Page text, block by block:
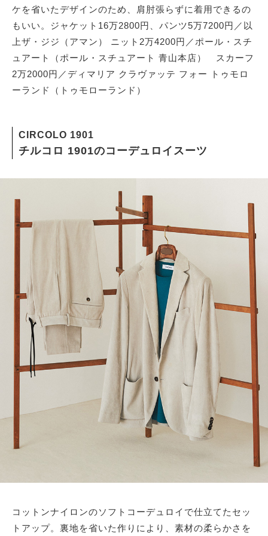
ケを省いたデザインのため、肩肘張らずに着用できるの
もいい。ジャケット16万2800円、パンツ5万7200円／以
上ザ・ジジ（アマン） ニット2万4200円／ポール・スチ
ュアート（ポール・スチュアート 青山本店） スカーフ
2万2000円／ディマリア クラヴァッテ フォー トゥモロ
ーランド（トゥモローランド）
CIRCOLO 1901
チルコロ 1901のコーデュロイスーツ
コットンナイロンのソフトコーデュロイで仕立てたセッ
トアップ。裏地を省いた作りにより、素材の柔らかさを